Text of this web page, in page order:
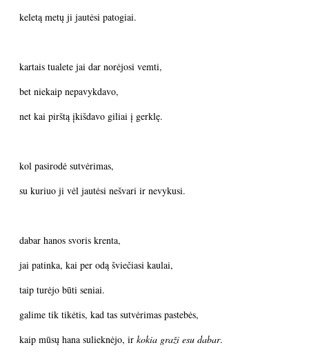
keletą metų ji jautėsi patogiai.
kartais tualete jai dar norėjosi vemti,
bet niekaip nepavykdavo,
net kai pirštą įkišdavo giliai į gerklę.
kol pasirodė sutvėrimas,
su kuriuo ji vėl jautėsi nešvari ir nevykusi.
dabar hanos svoris krenta,
jai patinka, kai per odą šviečiasi kaulai,
taip turėjo būti seniai.
galime tik tikėtis, kad tas sutvėrimas pastebės,
kaip mūsų hana sulieknėjo, ir kokia graži esu dabar.